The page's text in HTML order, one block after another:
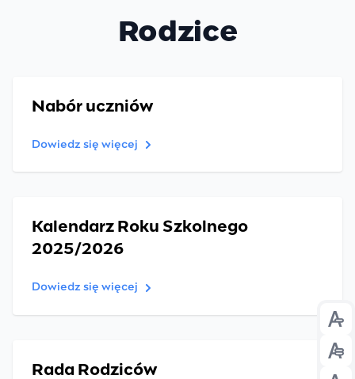
Rodzice
Nabór uczniów
Dowiedz się więcej
Kalendarz Roku Szkolnego
2025/2026
Dowiedz się więcej
Rada Rodziców